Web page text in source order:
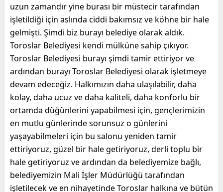
uzun zamandır yine burası bir müstecir tarafından
işletildiği için aslında ciddi bakımsız ve köhne bir hale
gelmişti. Şimdi biz burayı belediye olarak aldık.
Toroslar Belediyesi kendi mülküne sahip çıkıyor.
Toroslar Belediyesi burayı şimdi tamir ettiriyor ve
ardından burayı Toroslar Belediyesi olarak işletmeye
devam edeceğiz. Halkımızın daha ulaşılabilir, daha
kolay, daha ucuz ve daha kaliteli, daha konforlu bir
ortamda düğünlerini yapabilmesi için, gençlerimizin
en mutlu günlerinde sorunsuz o günlerini
yaşayabilmeleri için bu salonu yeniden tamir
ettiriyoruz, güzel bir hale getiriyoruz, derli toplu bir
hale getiriyoruz ve ardından da belediyemize bağlı,
belediyemizin Mali İşler Müdürlüğü tarafından
işletilecek ve en nihayetinde Toroslar halkına ve bütün